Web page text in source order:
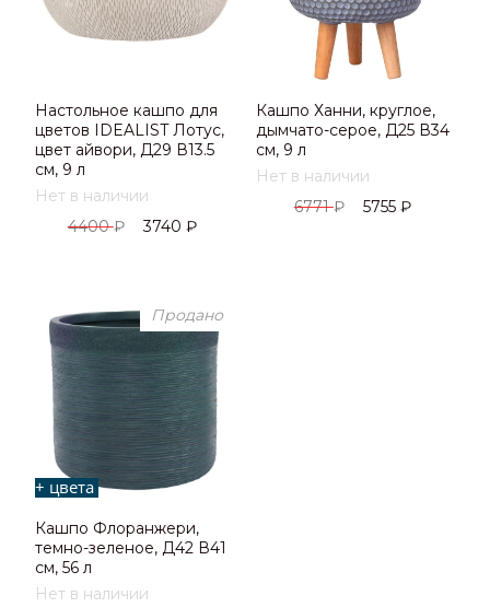
Настольное кашпо для
цветов IDEALIST Лотус,
цвет айвори, Д29 В13.5
см, 9 л
Нет в наличии
4400₽ 3740 ₽
Кашпо Ханни, круглое,
дымчато-серое, Д25 В34
см, 9 л
Нет в наличии
6771₽ 5755 ₽
+ цвета
Продано
Кашпо Флоранжери,
темно-зеленое, Д42 В41
см, 56 л
Нет в наличии